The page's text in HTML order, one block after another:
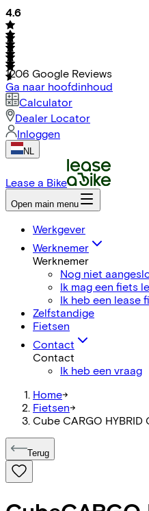
4.6
1206 Google Reviews
Ga naar hoofdinhoud
Calculator
Dealer Locator
Inloggen
NL
Lease a Bike
Open main menu
Werkgever
Werknemer
Werknemer
Nog niet
Ik mag een fiets
Ik heb een lease
Zelfstandige
Fietsen
Contact
Contact
Ik heb een vraag
Home->
Fietsen->
Cube CARGO HYBRID
Terug